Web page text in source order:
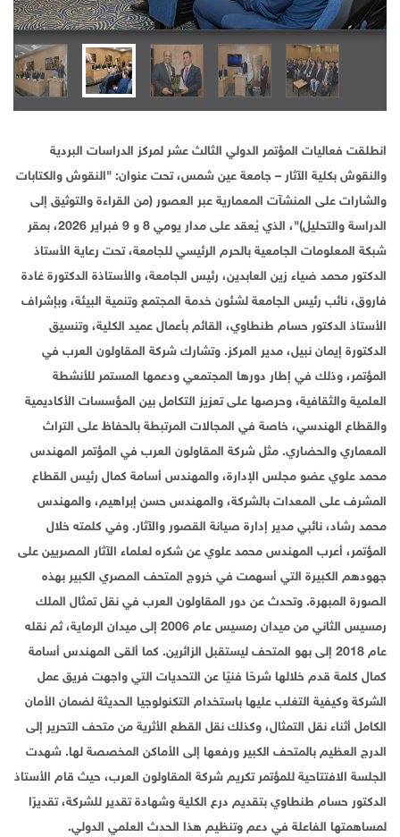
انطلقت فعاليات المؤتمر الدولي الثالث عشر لمركز الدراسات البردية
والنقوش بكلية الآثار – جامعة عين شمس، تحت عنوان: "النقوش والكتابات
والشارات على المنشآت المعمارية عبر العصور (من القراءة والتوثيق إلى
الدراسة والتحليل)"، الذي يُعقد على مدار يومي 8 و 9 فبراير 2026، بمقر
شبكة المعلومات الجامعية بالحرم الرئيسي للجامعة، تحت رعاية الأستاذ
الدكتور محمد ضياء زين العابدين، رئيس الجامعة، والأستاذة الدكتورة غادة
فاروق، نائب رئيس الجامعة لشئون خدمة المجتمع وتنمية البيئة، وبإشراف
الأستاذ الدكتور حسام طنطاوي، القائم بأعمال عميد الكلية، وتنسيق
الدكتورة إيمان نبيل، مدير المركز. وتشارك شركة المقاولون العرب في
المؤتمر، وذلك في إطار دورها المجتمعي ودعمها المستمر للأنشطة
العلمية والثقافية، وحرصها على تعزيز التكامل بين المؤسسات الأكاديمية
والقطاع الهندسي، خاصة في المجالات المرتبطة بالحفاظ على التراث
المعماري والحضاري. مثل شركة المقاولون العرب في المؤتمر المهندس
محمد علوي عضو مجلس الإدارة، والمهندس أسامة كمال رئيس القطاع
المشرف على المعدات بالشركة، والمهندس حسن إبراهيم، والمهندس
محمد رشاد، نائبي مدير إدارة صيانة القصور والآثار. وفي كلمته خلال
المؤتمر، أعرب المهندس محمد علوي عن شكره لعلماء الآثار المصريين على
جهودهم الكبيرة التي أسهمت في خروج المتحف المصري الكبير بهذه
الصورة المبهرة. وتحدث عن دور المقاولون العرب في نقل تمثال الملك
رمسيس الثاني من ميدان رمسيس عام 2006 إلى ميدان الرماية، ثم نقله
عام 2018 إلى بهو المتحف ليستقبل الزائرين. كما ألقى المهندس أسامة
كمال كلمة قدم خلالها شرحًا فنيًا عن التحديات التي واجهت فريق عمل
الشركة وكيفية التغلب عليها باستخدام التكنولوجيا الحديثة لضمان الأمان
الكامل أثناء نقل التمثال، وكذلك نقل القطع الأثرية من متحف التحرير إلى
الدرج العظيم بالمتحف الكبير ورفعها إلى الأماكن المخصصة لها. شهدت
الجلسة الافتتاحية للمؤتمر تكريم شركة المقاولون العرب، حيث قام الأستاذ
الدكتور حسام طنطاوي بتقديم درع الكلية وشهادة تقدير للشركة، تقديرًا
لمساهمتها الفاعلة في دعم وتنظيم هذا الحدث العلمي الدولي.